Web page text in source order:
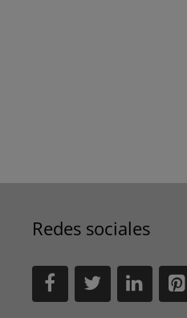
Redes sociales